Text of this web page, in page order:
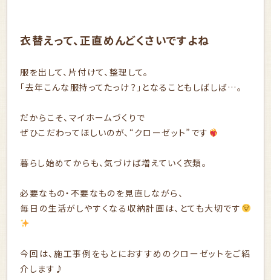
衣替えって、正直めんどくさいですよね
服を出して、片付けて、整理して。
「去年こんな服持ってたっけ？」となることもしばしば…。
だからこそ、マイホームづくりで
ぜひこだわってほしいのが、“クローゼット”です
暮らし始めてからも、気づけば増えていく衣類。
必要なもの・不要なものを見直しながら、
毎日の生活がしやすくなる収納計画は、とても大切です
今回は、施工事例をもとにおすすめのクローゼットをご紹
介します♪